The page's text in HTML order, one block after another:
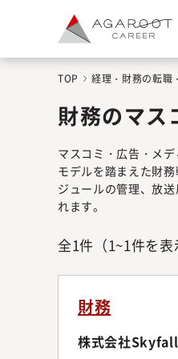
TOP 経理・財務の転職
財務のマス
マスコミ・広告・メ
モデルを踏まえた財
ジュールの管理、放
れます。
全1件 （1~1件を表
財務
株式会社Skyfall